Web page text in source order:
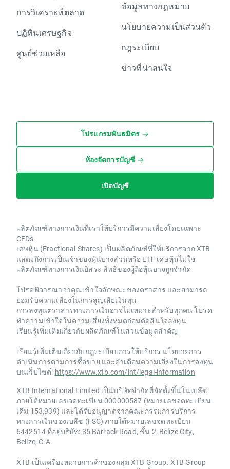
การวิเคราะห์ตลาด
ปฏิทินเศรษฐกิจ
ศูนย์ช่วยเหลือ
ข้อมูลทางกฎหมาย
นโยบายความเป็นส่วนตัว
กฎระเบียบ
ข่าวที่น่าสนใจ
โปรแกรมพันธมิตร
ห้องจัดการบัญชี
เปิดบัญชี
ผลิตภัณฑ์ทางการเงินที่เราให้บริการมีความเสี่ยงโดยเฉพาะ
CFDs
เศษหุ้น (Fractional Shares) เป็นผลิตภัณฑ์ที่ให้บริการจาก XTB
แสดงถึงการเป็นเจ้าของหุ้นบางส่วนหรือ ETF เศษหุ้นไม่ใช่
ผลิตภัณฑ์ทางการเงินอิสระ สิทธิของผู้ถือหุ้นอาจถูกจำกัด
โปรดพิจารณาว่าคุณเข้าใจลักษณะของตราสาร และสามารถ
ยอมรับความเสี่ยงในการสูญเสียเงินทุน
การลงทุนตราสารทางการเงินอาจไม่เหมาะสำหรับทุกคน โปรด
ทำความเข้าใจในความเสี่ยงทั้งหมดก่อนตัดสินใจลงทุน
เรียนรู้เพิ่มเติมเกี่ยวกับผลิตภัณฑ์ในส่วนข้อมูลสำคัญ
เรียนรู้เพิ่มเติมเกี่ยวกับกฎระเบียบการให้บริการ นโยบายการ
ดำเนินการตามการซื้อขาย และคำเตือนความเสี่ยงในการลงทุน
บนเว็บไซต์: https://www.xtb.com/int/legal-information
XTB International Limited เป็นบริษัทจำกัดที่จัดตั้งขึ้นในเบลีซ
ภายใต้หมายเลขจดทะเบียน 000000587 (หมายเลขจดทะเบียน
เดิม 153,939) และได้รับอนุญาตจากคณะกรรมการบริการ
ทางการเงินของเบลีซ (FSC) ภายใต้หมายเลขจดทะเบียน
6442514 ที่อยู่บริษัท: 35 Barrack Road, ชั้น 2, Belize City,
Belize, C.A.
XTB เป็นเครื่องหมายการค้าของกลุ่ม XTB Group. XTB Group